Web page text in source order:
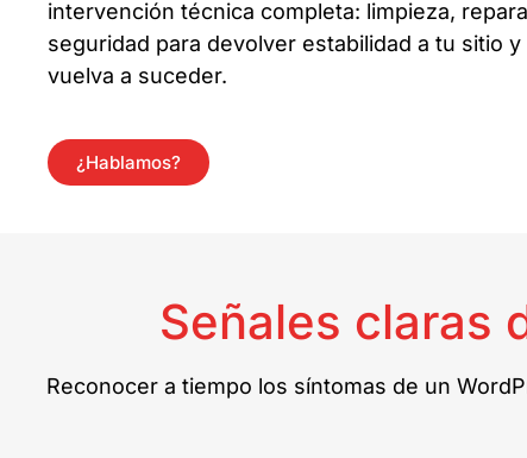
intervención técnica completa: limpieza,
seguridad para devolver estabilidad a tu sitio
vuelva a suceder.
¿Hablamos?
Señales claras
Reconocer a tiempo los síntomas de un